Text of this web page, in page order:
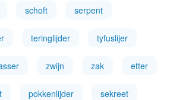
schoft serpent
teringlijder tyfuslijer
zwijn zak etter
pokkenlijder sekreet